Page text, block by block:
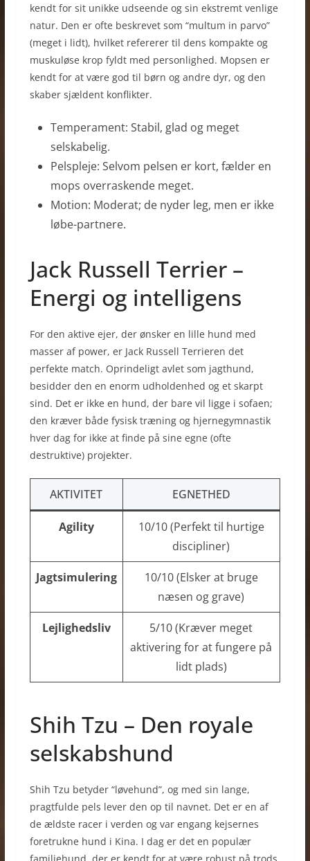
kendt for sit unikke udseende og sin ekstremt venlige
natur. Den er ofte beskrevet som “multum in parvo”
(meget i lidt), hvilket refererer til dens kompakte og
muskuløse krop fyldt med personlighed. Mopsen er
kendt for at være god til børn og andre dyr, og den
skaber sjældent konflikter.
Temperament: Stabil, glad og meget
selskabelig.
Pelspleje: Selvom pelsen er kort, fælder en
mops overraskende meget.
Motion: Moderat; de nyder leg, men er ikke
løbe-partnere.
Jack Russell Terrier –
Energi og intelligens
For den aktive ejer, der ønsker en lille hund med
masser af power, er Jack Russell Terrieren det
perfekte match. Oprindeligt avlet som jagthund,
besidder den en enorm udholdenhed og et skarpt
sind. Det er ikke en hund, der bare vil ligge i sofaen;
den kræver både fysisk træning og hjernegymnastik
hver dag for ikke at finde på sine egne (ofte
destruktive) projekter.
AKTIVITET EGNETHED
Agility
10/10 (Perfekt til hurtige
discipliner)
Jagtsimulering
10/10 (Elsker at bruge
næsen og grave)
Lejlighedsliv
5/10 (Kræver meget
aktivering for at fungere på
lidt plads)
Shih Tzu – Den royale
selskabshund
Shih Tzu betyder “løvehund”, og med sin lange,
pragtfulde pels lever den op til navnet. Det er en af
de ældste racer i verden og var engang kejsernes
foretrukne hund i Kina. I dag er det en populær